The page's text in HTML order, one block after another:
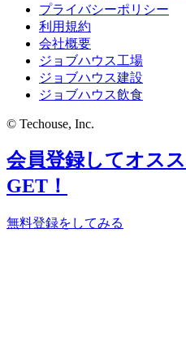
プライバシーポリシー
利用規約
会社概要
ジョブハウス工場
ジョブハウス建設
ジョブハウス飲食
© Techouse, Inc.
会員登録してオス
GET！
無料登録をしてみる